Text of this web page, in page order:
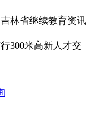
林省继续教育资讯
300米高新人才交